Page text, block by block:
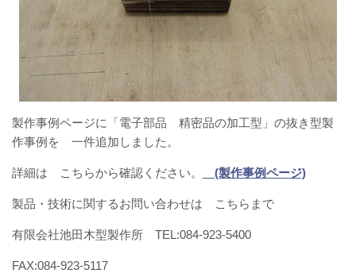
製作事例ページに「電子部品 精密品の加工型」の抜き型製
作事例を 一件追加しました。
詳細は こちらから確認ください。 (製作事例ページ)
製品・技術に関するお問い合わせは こちらまで
有限会社池田木型製作所 TEL:084-923-5400
FAX:084-923-5117